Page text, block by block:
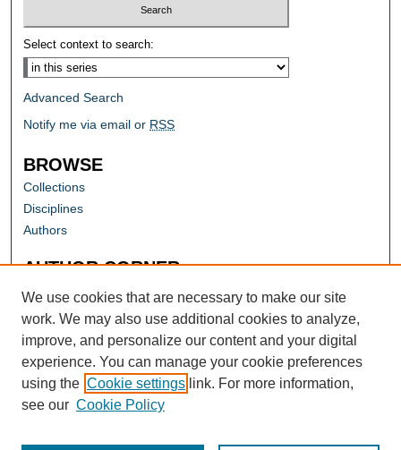
Select context to search:
Advanced Search
Notify me via email or RSS
BROWSE
Collections
Disciplines
Authors
AUTHOR CORNER
Author FAQ
We use cookies that are necessary to make our site
work. We may also use additional cookies to analyze,
improve, and personalize our content and your digital
experience. You can manage your cookie preferences
using the Cookie settings link. For more information,
see our Cookie Policy